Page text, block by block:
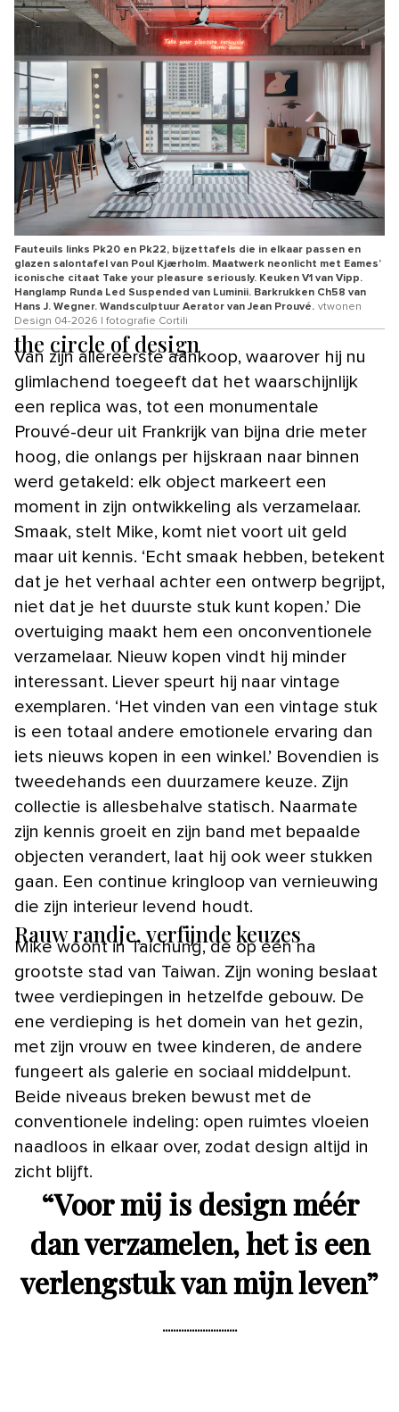
Fauteuils links Pk20 en Pk22, bijzettafels die in elkaar passen en
glazen salontafel van Poul Kjærholm. Maatwerk neonlicht met Eames’
iconische citaat Take your pleasure seriously. Keuken V1 van Vipp.
Hanglamp Runda Led Suspended van Luminii. Barkrukken Ch58 van
Hans J. Wegner. Wandsculptuur Aerator van Jean Prouvé. vtwonen
Design 04-2026 | fotografie Cortili
the circle of design
Van zijn allereerste aankoop, waarover hij nu
glimlachend toegeeft dat het waarschijnlijk
een replica was, tot een monumentale
Prouvé-deur uit Frankrijk van bijna drie meter
hoog, die onlangs per hijskraan naar binnen
werd getakeld: elk object markeert een
moment in zijn ontwikkeling als verzamelaar.
Smaak, stelt Mike, komt niet voort uit geld
maar uit kennis. ‘Echt smaak hebben, betekent
dat je het verhaal achter een ontwerp begrijpt,
niet dat je het duurste stuk kunt kopen.’ Die
overtuiging maakt hem een onconventionele
verzamelaar. Nieuw kopen vindt hij minder
interessant. Liever speurt hij naar vintage
exemplaren. ‘Het vinden van een vintage stuk
is een totaal andere emotionele ervaring dan
iets nieuws kopen in een winkel.’ Bovendien is
tweedehands een duurzamere keuze. Zijn
collectie is allesbehalve statisch. Naarmate
zijn kennis groeit en zijn band met bepaalde
objecten verandert, laat hij ook weer stukken
gaan. Een continue kringloop van vernieuwing
die zijn interieur levend houdt.
Rauw randje, verfijnde keuzes
Mike woont in Taichung, de op één na
grootste stad van Taiwan. Zijn woning beslaat
twee verdiepingen in hetzelfde gebouw. De
ene verdieping is het domein van het gezin,
met zijn vrouw en twee kinderen, de andere
fungeert als galerie en sociaal middelpunt.
Beide niveaus breken bewust met de
conventionele indeling: open ruimtes vloeien
naadloos in elkaar over, zodat design altijd in
zicht blijft.
“Voor mij is design méér
dan verzamelen, het is een
verlengstuk van mijn leven”